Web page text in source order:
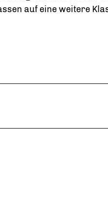
auf eine weitere